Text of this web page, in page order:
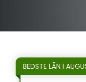
BEDSTE LÅN I